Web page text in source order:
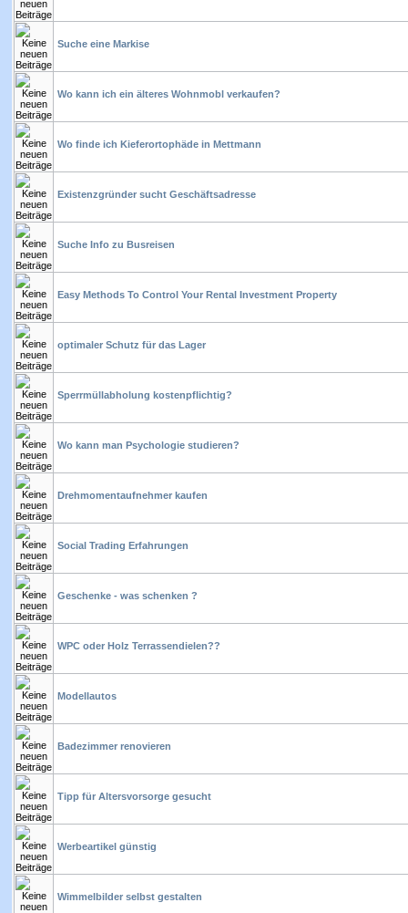
Suche eine Markise
Wo kann ich ein älteres Wohnmobl verkaufen?
Wo finde ich Kieferortophäde in Mettmann
Existenzgründer sucht Geschäftsadresse
Suche Info zu Busreisen
Easy Methods To Control Your Rental Investment Property
optimaler Schutz für das Lager
Sperrmüllabholung kostenpflichtig?
Wo kann man Psychologie studieren?
Drehmomentaufnehmer kaufen
Social Trading Erfahrungen
Geschenke - was schenken ?
WPC oder Holz Terrassendielen??
Modellautos
Badezimmer renovieren
Tipp für Altersvorsorge gesucht
Werbeartikel günstig
Wimmelbilder selbst gestalten